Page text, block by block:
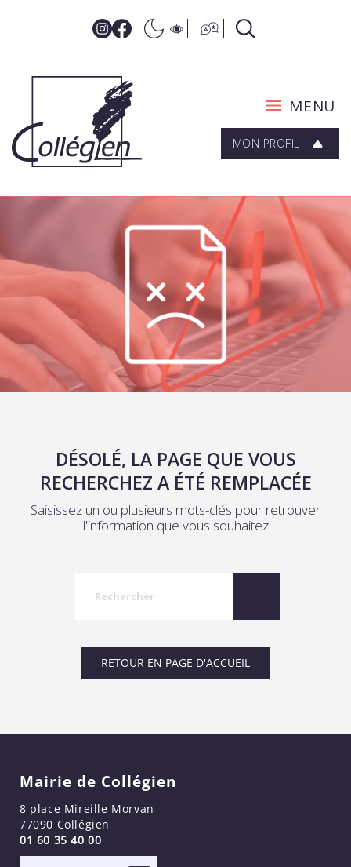
MENU
MON PROFIL
DÉSOLÉ, LA PAGE QUE VOUS
RECHERCHEZ A ÉTÉ REMPLACÉE
Saisissez un ou plusieurs mots-clés pour retrouver
l'information que vous souhaitez
RETOUR EN PAGE D'ACCUEIL
Mairie de Collégien
8 place Mireille Morvan
77090 Collégien
01 60 35 40 00